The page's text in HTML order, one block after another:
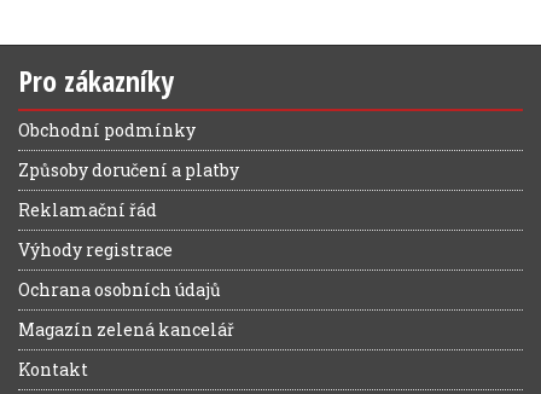
Pro zákazníky
Obchodní podmínky
Způsoby doručení a platby
Reklamační řád
Výhody registrace
Ochrana osobních údajů
Magazín zelená kancelář
Kontakt